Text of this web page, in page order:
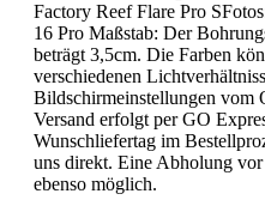
Factory Reef Flare Pro
16 Pro Maßstab: Der
beträgt 3,5cm. Die Farben
verschiedenen
Bildschirmeinstellungen vom
Versand erfolgt per GO
Wunschliefertag im
uns direkt. Eine Abholung
ebenso möglich.